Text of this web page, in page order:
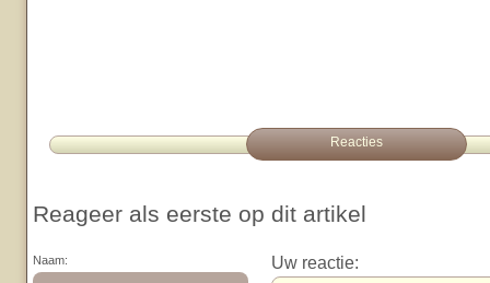
Reacties
Reageer als eerste op dit artikel
Naam: Uw reactie: